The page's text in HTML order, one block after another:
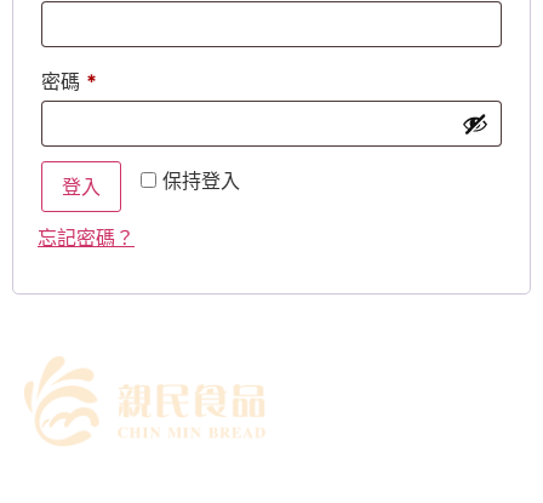
密碼 *
保持登入
登入
忘記密碼？